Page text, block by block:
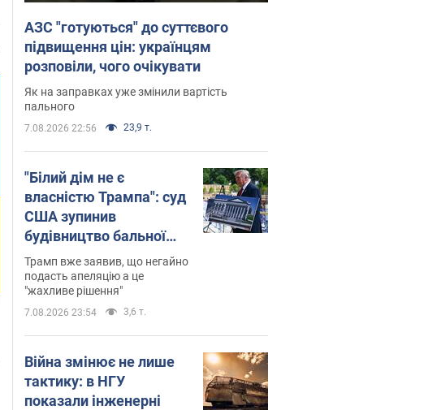
АЗС "готуються" до суттєвого
підвищення цін: українцям
розповіли, чого очікувати
Як на заправках уже змінили вартість
пального
7.08.2026 22:56 23,9 т.
"Білий дім не є
власністю Трампа": суд
США зупинив
будівництво бальної
зали за $400 млн
Трамп вже заявив, що негайно
подасть апеляцію а це
"жахливе рішення"
7.08.2026 23:54 3,6 т.
Війна змінює не лише
тактику: в НГУ
показали інженерні